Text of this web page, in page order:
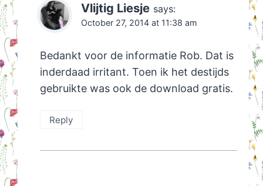
Vlijtig Liesje says:
October 27, 2014 at 11:38 am
Bedankt voor de informatie Rob. Dat is
inderdaad irritant. Toen ik het destijds
gebruikte was ook de download gratis.
Reply